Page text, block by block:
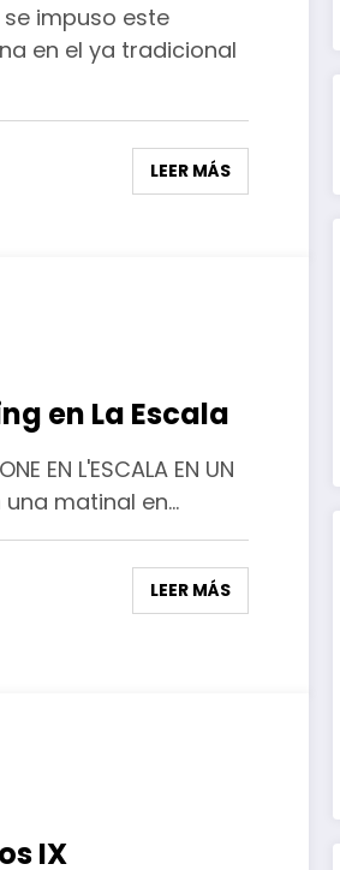
impuso este
en el ya tradicional
LEER MÁS
en La Escala
EN L'ESCALA EN UN
una matinal en…
LEER MÁS
IX